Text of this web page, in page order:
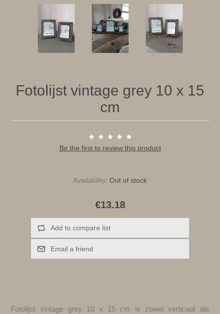
Fotolijst vintage grey 10 x 15
cm
Be the first to review this product
Availability: Out of stock
€13.18
Add to compare list
Email a friend
Fotolijst vintage grey 10 x 15 cm is zowel verticaal als